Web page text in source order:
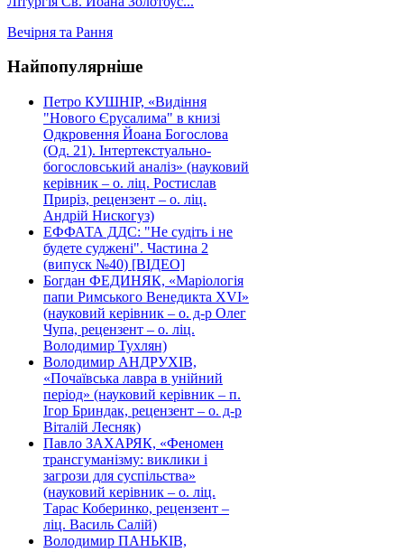
Вечірня та Рання
Найпопулярніше
Петро КУШНІР, «Видіння
"Нового Єрусалима" в книзі
Одкровення Йоана Богослова
(Од. 21). Інтертекстуально-
богословський аналіз» (науковий
керівник – о. ліц. Ростислав
Приріз, рецензент – о. ліц.
Андрій Нискогуз)
ЕФФАТА ДДС: "Не судіть і не
будете суджені". Частина 2
(випуск №40) [ВІДЕО]
Богдан ФЕДИНЯК, «Маріологія
папи Римського Венедикта XVI»
(науковий керівник – о. д-р Олег
Чупа, рецензент – о. ліц.
Володимир Тухлян)
Володимир АНДРУХІВ,
«Почаївська лавра в унійний
період» (науковий керівник – п.
Ігор Бриндак, рецензент – о. д-р
Віталій Лесняк)
Павло ЗАХАРЯК, «Феномен
трансгуманізму: виклики і
загрози для суспільства»
(науковий керівник – о. ліц.
Тарас Коберинко, рецензент –
ліц. Василь Салій)
Володимир ПАНЬКІВ,